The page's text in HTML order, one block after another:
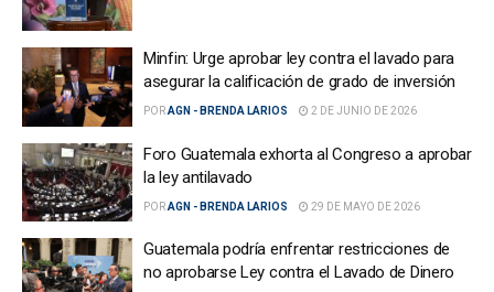
Minfin: Urge aprobar ley contra el lavado para
asegurar la calificación de grado de inversión
PORAGN - BRENDA LARIOS 2 DE JUNIO DE 2026
Foro Guatemala exhorta al Congreso a aprobar
la ley antilavado
PORAGN - BRENDA LARIOS 29 DE MAYO DE 2026
Guatemala podría enfrentar restricciones de
no aprobarse Ley contra el Lavado de Dinero